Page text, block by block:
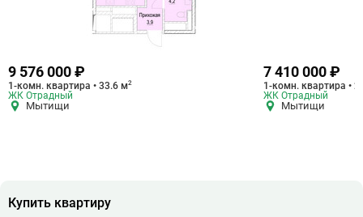
9 576 000 ₽
1-комн. квартира • 33.6 м2
ЖК Отрадный
Мытищи
7 410 000 ₽
1-комн. квартира •
ЖК Отрадный
Мытищи
Купить квартиру